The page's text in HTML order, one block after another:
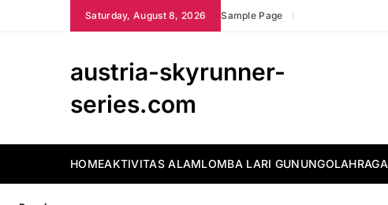
Saturday, August 8, 2026 Sample Page
austria-skyrunner-
series.com
HOMEAKTIVITAS ALAMLOMBA LARI GUNUNGOLAHRAGA